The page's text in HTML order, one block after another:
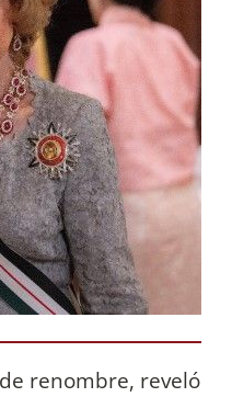
renombre, reveló